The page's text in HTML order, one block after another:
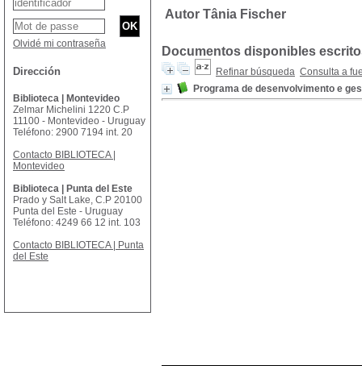
Autor Tânia Fischer
Documentos disponibles
Refinar búsqueda Consulta a
Programa de desenvolvimento e
Olvidé mi contraseña
Dirección
Biblioteca | Montevideo
Zelmar Michelini 1220 C.P
11100 - Montevideo - Uruguay
Teléfono: 2900 7194 int. 20
Contacto BIBLIOTECA |
Montevideo
Biblioteca | Punta del Este
Prado y Salt Lake, C.P 20100
Punta del Este - Uruguay
Teléfono: 4249 66 12 int. 103
Contacto BIBLIOTECA | Punta
del Este